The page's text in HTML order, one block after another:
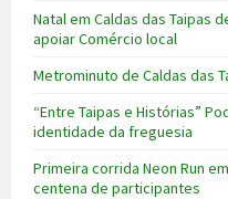
Natal em Caldas das Taipas
apoiar Comércio local
Metrominuto de Caldas das
“Entre Taipas e Histórias”
identidade da freguesia
Primeira corrida Neon Run
centena de participantes